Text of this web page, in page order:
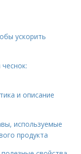
ускорить
и описание
используемые
продукта